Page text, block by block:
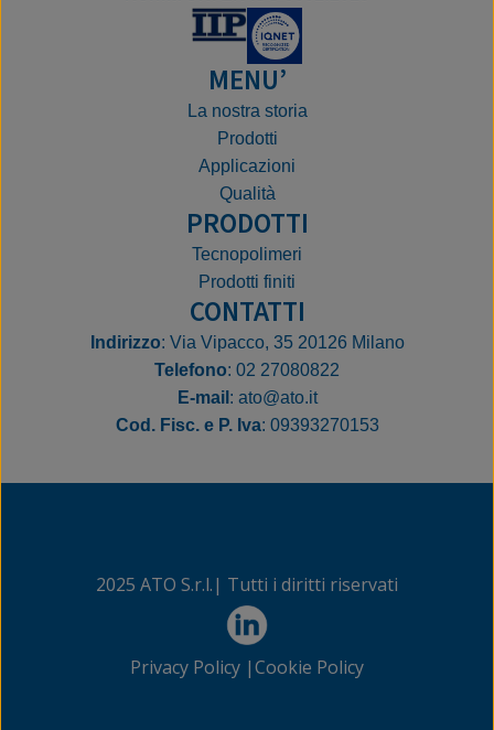
MENU’
La nostra storia
Prodotti
Applicazioni
Qualità
PRODOTTI
Tecnopolimeri
Prodotti finiti
CONTATTI
Indirizzo: Via Vipacco, 35 20126 Milano
Telefono: 02 27080822
E‑mail : ato@ato.it
Cod. Fisc. e P. Iva: 09393270153
2025 ATO S.r.l.| Tutti i diritti riservati
Privacy Policy |Cookie Policy